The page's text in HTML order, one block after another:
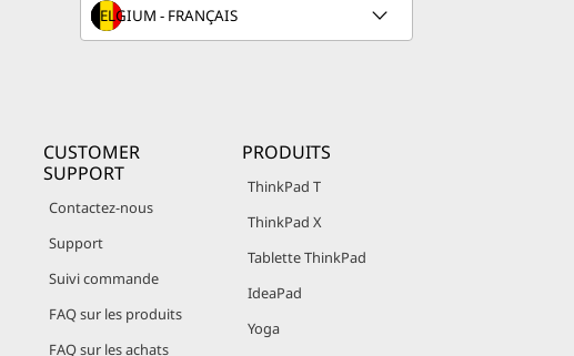
CUSTOMER
SUPPORT
Contactez-nous
Support
Suivi commande
FAQ sur les produits
FAQ sur les achats
PRODUITS
ThinkPad T
ThinkPad X
Tablette ThinkPad
IdeaPad
Yoga